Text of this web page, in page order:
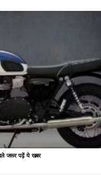
जरूर पढ़ें ये खबर